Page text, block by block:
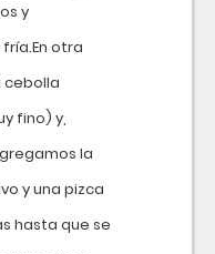
y
otra
cebolla
fino) y,
la
y una pizca
hasta que se